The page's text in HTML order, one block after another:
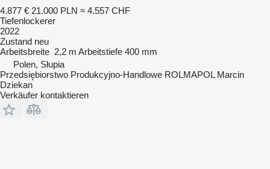
4.877 € 21.000 PLN ≈ 4.557 CHF
Tiefenlockerer
2022
Zustand neu
Arbeitsbreite 2,2 m Arbeitstiefe 400 mm
Polen, Słupia
Przedsiębiorstwo Produkcyjno-Handlowe ROLMAPOL Marcin
Dziekan
Verkäufer kontaktieren